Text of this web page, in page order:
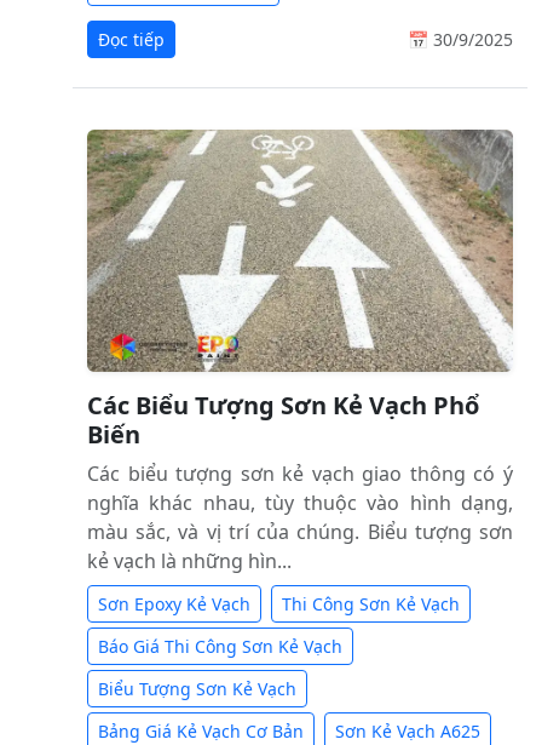
Đọc tiếp 📅 30/9/2025
Các Biểu Tượng Sơn Kẻ Vạch Phổ
Biến
Các biểu tượng sơn kẻ vạch giao thông có ý
nghĩa khác nhau, tùy thuộc vào hình dạng,
màu sắc, và vị trí của chúng. Biểu tượng sơn
kẻ vạch là những hìn...
Sơn Epoxy Kẻ Vạch
Thi Công Sơn Kẻ Vạch
Báo Giá Thi Công Sơn Kẻ Vạch
Biểu Tượng Sơn Kẻ Vạch
Bảng Giá Kẻ Vạch Cơ Bản
Sơn Kẻ Vạch A625